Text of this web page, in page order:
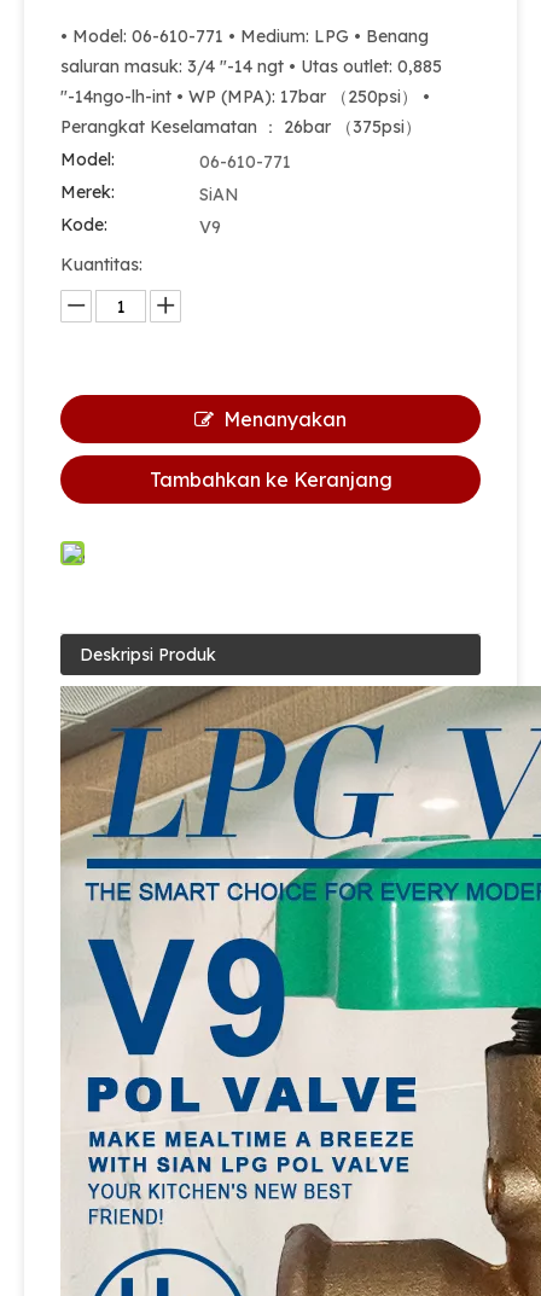
Sian Oem Valve Factory V6S4 LPG Gas Cylinder Handwheel Control Pol Valve Produsen katup sian lpg silinder keselamatan katup Pol kuningan v9s4
Sian brass lpg v6s2 silinder Pol valve propana tangki katup kontrol gas katup
• Model: 06-610-771 • Medium: LPG • Benang
saluran masuk: 3/4 "-14 ngt • Utas outlet: 0,885
"-14ngo-lh-int • WP (MPA): 17bar （250psi） •
Perangkat Keselamatan ： 26bar （375psi）
Model:
06-610-771
Merek:
SiAN
Kode:
V9
Kuantitas:
Menanyakan
Tambahkan ke Keranjang
Deskripsi Produk